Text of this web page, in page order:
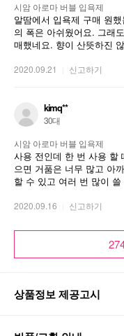
시암 아로마 버블 입욕제
알땀에서 입욕제 구매 원
의 폭은 아쉬웠어요. 그래
매했네요. 향이 산뜻하진 않지만 다른 평처럼 은
디 처음부터 물 떨어지는
2020.09.21 신고하기
kimq**
30대
시암 아로마 버블 입욕제
사용 전인데 한 번 사용 할
으면 거품은 너무 많고 아
할 수 있고 여러 번 많이
2020.09.16 신고하기
상품정보 제공고시